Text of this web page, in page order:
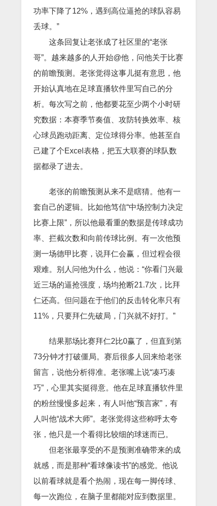
功率下降了12%，遇到高位逼抢的球队容易
丢球。”
这条回复让老张成了社区里的“老张
哥”。越来越多的人开始@他，问他关于比赛
的前瞻预测。老张觉得这事儿挺有意思，他
开始认真地在足球直播软件里写自己的分
析。每次写之前，他都要花至少两个小时研
究数据：本赛季节奏值、攻防转换效率、核
心球员跑动距离、定位球得分率。他甚至自
己建了个Excel表格，把五大联赛的球队数
据都录了进去。
老张的前瞻预测从来不是瞎猜。他有一
套自己的逻辑。比如他笃信“中场控制力决定
比赛上限”，所以他最看重的数据是传球成功
率、拦截次数和向前传球比例。有一次他预
测一场德甲比赛，说拜仁会赢，但过程会很
艰难。别人问他为什么，他说：“你看门兴最
近三场的逼抢强度，场均抢断21.7次，比拜
仁还高。但问题在于他们的反击转化率只有
11%，只要拜仁先破局，门兴就不好打。”
结果那场比赛拜仁2比0赢了，但直到第
73分钟才打破僵局。赛后很多人回来给老张
留言，说他分析得准。老张嘴上说“凑巧凑
巧”，心里其实挺得意。他在足球直播软件里
的粉丝慢慢多起来，有人叫他“预言家”，有
人叫他“战术大师”。老张觉得这些称呼太夸
张，他只是一个看得比较细的球迷而已。
但老张最享受的不是预测准确带来的成
就感，而是那种“看球像读书”的感觉。他说
以前看球就是看个热闹，现在每一脚传球、
每一次跑位，在脑子里都能对应到数据里。